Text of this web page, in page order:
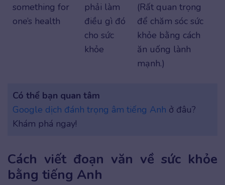
something for
one’s health
phải làm
điều gì đó
cho sức
khỏe
(Rất quan trọng
để chăm sóc sức
khỏe bằng cách
ăn uống lành
mạnh.)
Có thể bạn quan tâm
Google dịch đánh trọng âm tiếng Anh ở đâu?
Khám phá ngay!
Cách viết đoạn văn về sức khỏe
bằng tiếng Anh